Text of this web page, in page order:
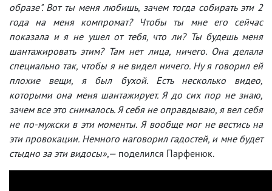
образе". Вот ты меня любишь, зачем тогда собирать эти 2
года на меня компромат? Чтобы ты мне его сейчас
показала и я не ушел от тебя, что ли? Ты будешь меня
шантажировать этим? Там нет лица, ничего. Она делала
специально так, чтобы я не видел ничего. Ну я говорил ей
плохие вещи, я был бухой. Есть несколько видео,
которыми она меня шантажирует. Я до сих пор не знаю,
зачем все это снималось. Я себя не оправдываю, я вел себя
не по-мужски в эти моменты. Я вообще мог не вестись на
эти провокации. Немного наговорил гадостей, и мне будет
стыдно за эти видосы»,— поделился Парфенюк.